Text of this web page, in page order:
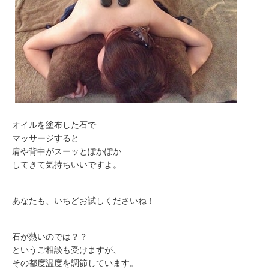
オイルを塗布した石で
マッサージすると
肩や背中がスーッとぽかぽか
してきて気持ちいいですよ。
あなたも、いちどお試しくださいね！
石が熱いのでは？？
というご相談も受けますが、
その都度温度を調節しています。